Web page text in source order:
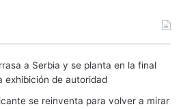
a Serbia y se planta en la final
exhibición de autoridad
se reinventa para volver a mirar